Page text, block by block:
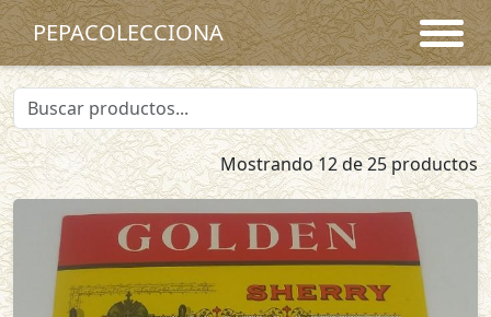
PEPACOLECCIONA
Mostrando 12 de 25 productos